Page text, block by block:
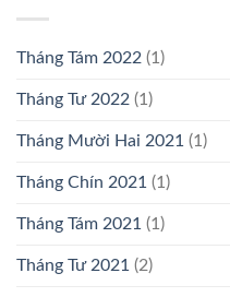
Tháng Tám 2022 (1)
Tháng Tư 2022 (1)
Tháng Mười Hai 2021 (1)
Tháng Chín 2021 (1)
Tháng Tám 2021 (1)
Tháng Tư 2021 (2)